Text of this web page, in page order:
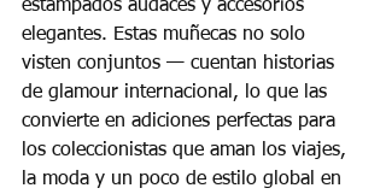
estampados audaces y accesorios
elegantes. Estas muñecas no solo
visten conjuntos — cuentan historias
de glamour internacional, lo que las
convierte en adiciones perfectas para
los coleccionistas que aman los viajes,
la moda y un poco de estilo global en